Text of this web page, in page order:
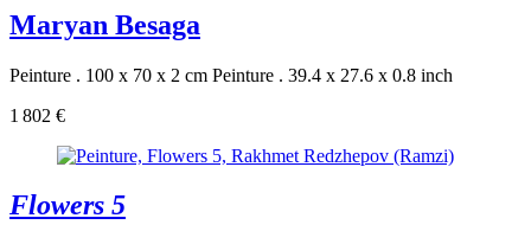
Maryan Besaga
Peinture . 100 x 70 x 2 cm Peinture . 39.4 x 27.6 x 0.8 inch
1 802 €
Flowers 5